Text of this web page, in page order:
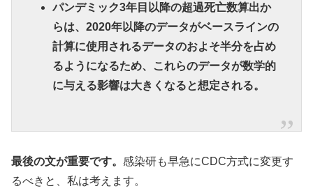
パンデミック3年目以降の超過死亡数算出か
らは、2020年以降のデータがベースラインの
計算に使用されるデータのおよそ半分を占め
るようになるため、これらのデータが数学的
に与える影響は大きくなると想定される。
最後の文が重要です。 感染研も早急にCDC方式に変更す
るべきと、私は考えます。